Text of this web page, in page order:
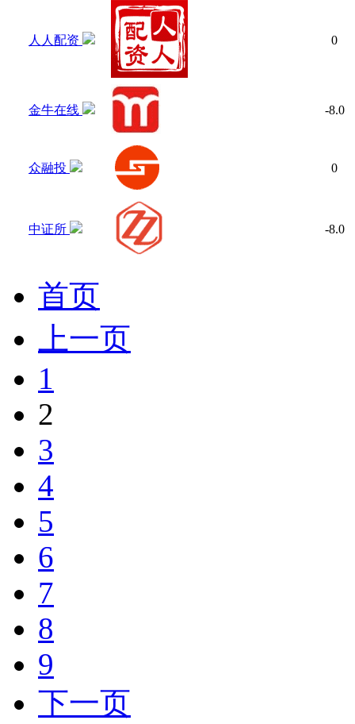
人人配资 0
金牛在线 -8.0
众融投 0
中证所 -8.0
首页
上一页
1
2
3
4
5
6
7
8
9
下一页